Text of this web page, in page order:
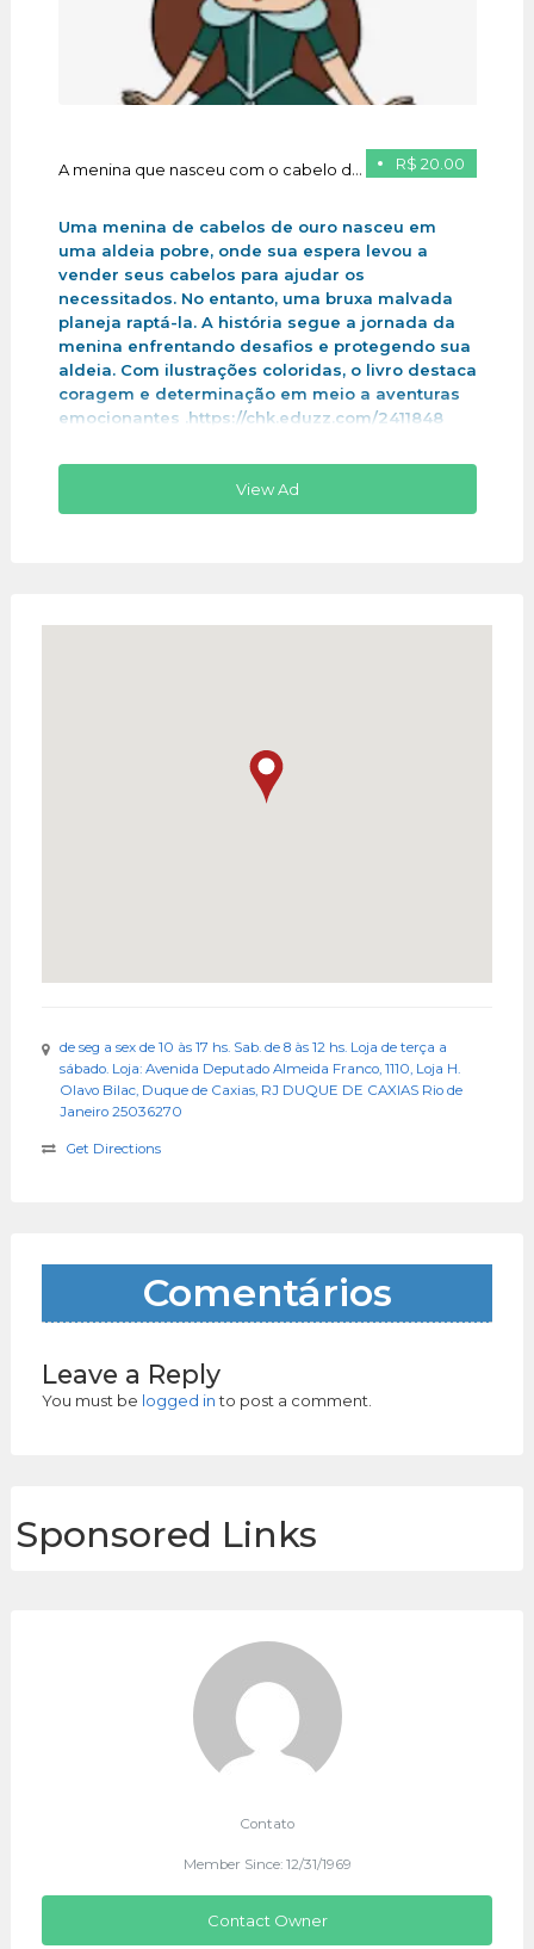
R$ 20.00
A menina que nasceu com o cabelo de ouro
Uma menina de cabelos de ouro nasceu em
uma aldeia pobre, onde sua espera levou a
vender seus cabelos para ajudar os
necessitados. No entanto, uma bruxa malvada
planeja raptá-la. A história segue a jornada da
menina enfrentando desafios e protegendo sua
aldeia. Com ilustrações coloridas, o livro destaca
coragem e determinação em meio a aventuras
emocionantes .https://chk.eduzz.com/2411848
View Ad
de seg a sex de 10 às 17 hs. Sab. de 8 às 12 hs. Loja de terça a
sábado. Loja: Avenida Deputado Almeida Franco, 1110, Loja H.
Olavo Bilac, Duque de Caxias, RJ DUQUE DE CAXIAS Rio de
Janeiro 25036270
Get Directions
Comentários
Leave a Reply
You must be logged into post a comment.
Sponsored Links
Contato
Member Since: 12/31/1969
Contact Owner